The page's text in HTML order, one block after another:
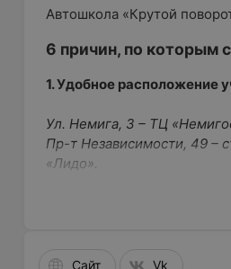
Автошкола «Крутой
6 причин, по которым
1. Удобное расположение
Ул. Немига, 3 – ТЦ
Пр-т Независимости, 49 –
«Лидо».
Имеется свой
станции метро «Уручье»,
Сайт Vk